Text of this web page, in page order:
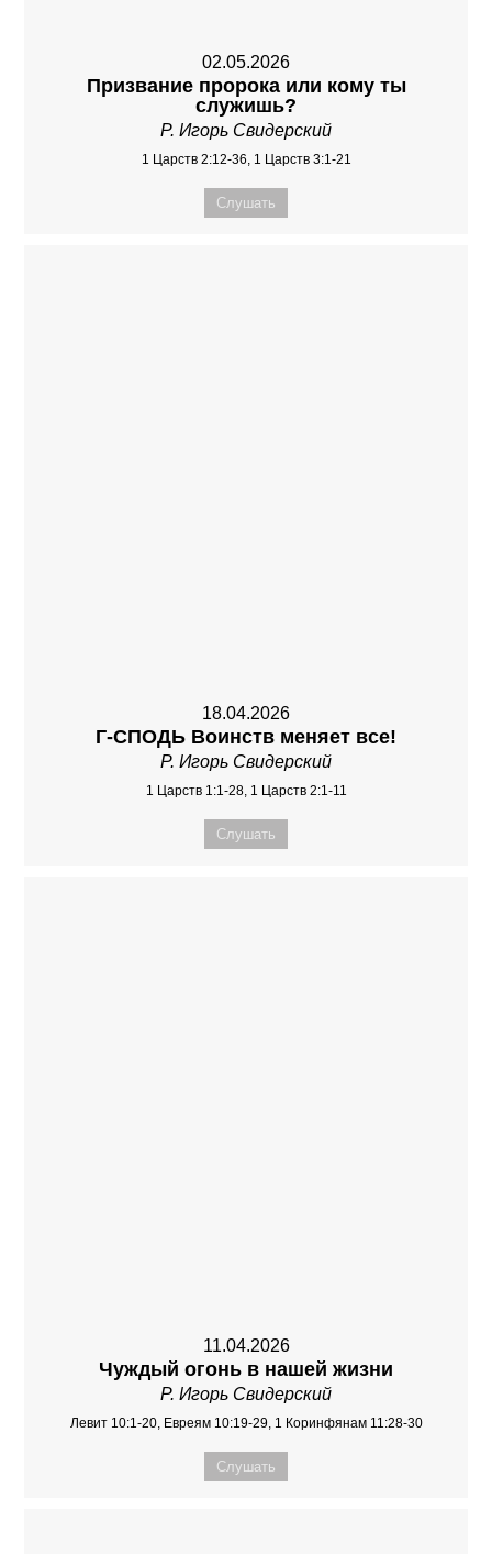
02.05.2026
Призвание пророка или кому ты
служишь?
Р. Игорь Свидерский
1 Царств 2:12-36, 1 Царств 3:1-21
Слушать
18.04.2026
Г-СПОДЬ Воинств меняет все!
Р. Игорь Свидерский
1 Царств 1:1-28, 1 Царств 2:1-11
Слушать
11.04.2026
Чуждый огонь в нашей жизни
Р. Игорь Свидерский
Левит 10:1-20, Евреям 10:19-29, 1 Коринфянам 11:28-30
Слушать